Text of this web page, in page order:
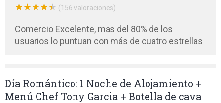
★★★★★
★★★★★ (156 valoraciones)
Comercio Excelente, mas del 80% de los
usuarios lo puntuan con más de cuatro estrellas
Día Romántico: 1 Noche de Alojamiento +
Menú Chef Tony Garcia + Botella de cava